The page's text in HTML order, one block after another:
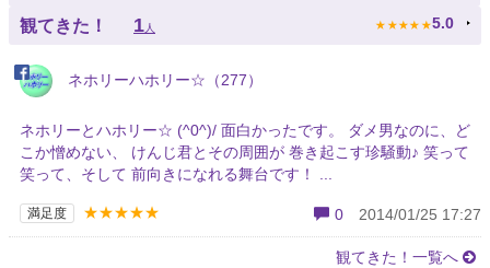
観てきた！ 1人 ★ ★ ★ ★ ★ 5.0
ネホリーハホリー☆（277）
ネホリーとハホリー☆ (^0^)/ 面白かったです。 ダメ男なのに、ど
こか憎めない、 けんじ君とその周囲が 巻き起こす珍騒動♪ 笑って
笑って、そして 前向きになれる舞台です！ ...
満足度 ★★★★★ 0 2014/01/25 17:27
観てきた！一覧へ